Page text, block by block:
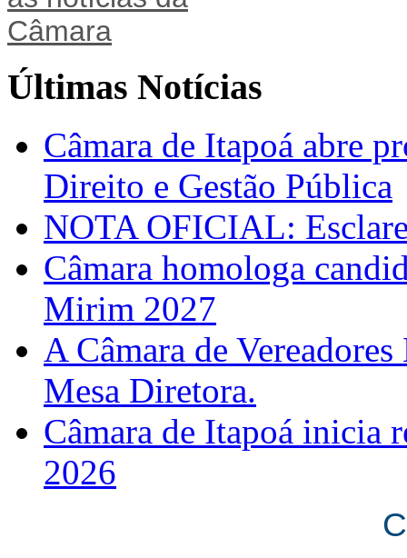
Últimas Notícias
Câmara de Itapoá abre
Direito e Gestão Pública
NOTA OFICIAL:
Câmara homologa
Mirim 2027
A Câmara de
Mesa Diretora.
Câmara de Itapoá inicia
2026